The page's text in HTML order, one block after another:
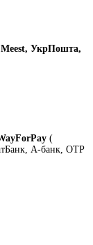
УкрПошта,
(
А-банк, OTP